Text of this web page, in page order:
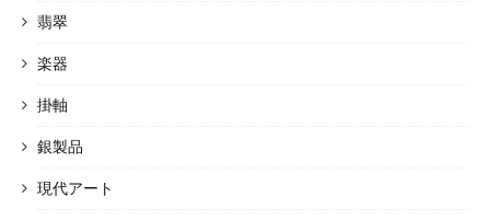
翡翠
楽器
掛軸
銀製品
現代アート